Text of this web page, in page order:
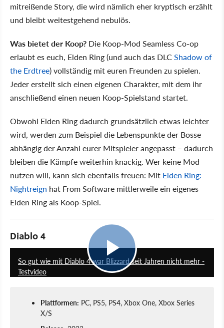
mitreißende Story, die wird nämlich eher kryptisch erzählt
und bleibt weitestgehend nebulös.
Was bietet der Koop? Die Koop-Mod Seamless Co-op
erlaubt es euch, Elden Ring (und auch das DLCShadow of
the Erdtree) vollständig mit euren Freunden zu spielen.
Jeder erstellt sich einen eigenen Charakter, mit dem ihr
anschließend einen neuen Koop-Spielstand startet.
Obwohl Elden Ring dadurch grundsätzlich etwas leichter
wird, werden zum Beispiel die Lebenspunkte der Bosse
abhängig der Anzahl eurer Mitspieler angepasst – dadurch
bleiben die Kämpfe weiterhin knackig. Wer keine Mod
nutzen will, kann sich ebenfalls freuen: Mit Elden Ring:
Nightreign hat From Software mittlerweile ein eigenes
Elden Ring als Koop-Spiel.
Diablo 4
So gut wie mit Diablo 4 war Blizzard seit Jahren nicht mehr -
Testvideo
Plattformen: PC, PS5, PS4, Xbox One, Xbox Series
X/S